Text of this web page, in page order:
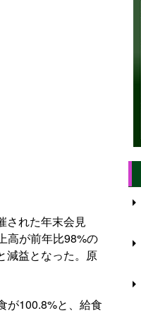
された年末会見
高が前年比98%の
減益となった。原
が100.8%と、給食